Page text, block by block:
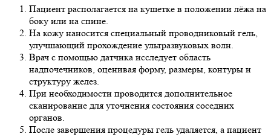
Пациент располагается на кушетке в положении лёжа на
боку или на спине.
На кожу наносится специальный проводниковый гель,
улучшающий прохождение ультразвуковых волн.
Врач с помощью датчика исследует область
надпочечников, оценивая форму, размеры, контуры и
структуру желез.
При необходимости проводится дополнительное
сканирование для уточнения состояния соседних
органов.
После завершения процедуры гель удаляется, а пациент